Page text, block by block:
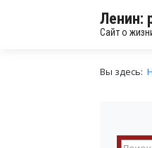
Ленин:
Сайт о
Вы здесь: